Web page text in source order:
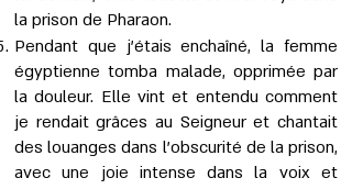
la prison de Pharaon.
Pendant que j’étais enchaîné, la femme
égyptienne tomba malade, opprimée par
la douleur. Elle vint et entendu comment
je rendait grâces au Seigneur et chantait
des louanges dans l'obscurité de la prison,
avec une joie intense dans la voix et